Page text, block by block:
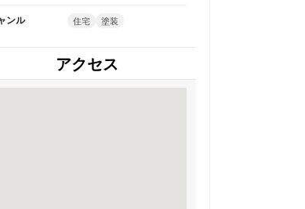
ンル 住宅 塗装
アクセス